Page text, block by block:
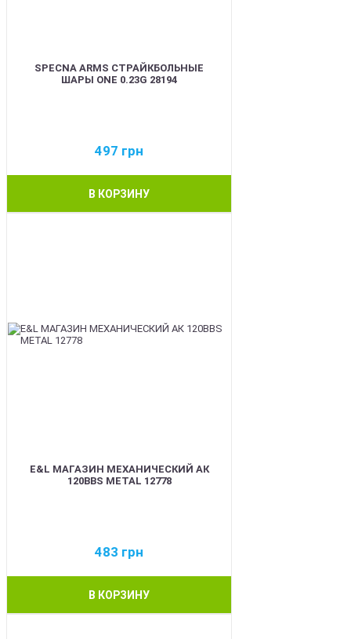
SPECNA ARMS СТРАЙКБОЛЬНЫЕ
ШАРЫ ONE 0.23G 28194
497 грн
В КОРЗИНУ
E&L МАГАЗИН МЕХАНИЧЕСКИЙ АК
120BBS METAL 12778
483 грн
В КОРЗИНУ